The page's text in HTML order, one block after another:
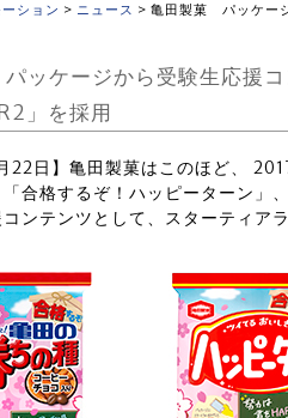
ション > ニュース > 亀田製菓 パッケー
ッケージから受験生応援
」を採用
22日】亀田製菓はこのほど、
合格するぞ！ハッピーターン」
ンテンツとして、スターティア